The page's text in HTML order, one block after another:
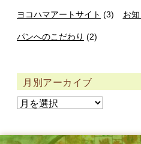
ヨコハマアートサイト (3) お
パンへのこだわり (2)
月別アーカイブ